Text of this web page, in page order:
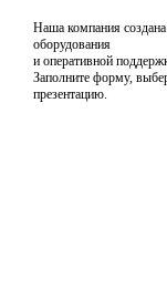
Наша компания
оборудования
и оперативной
Заполните форму,
презентацию.